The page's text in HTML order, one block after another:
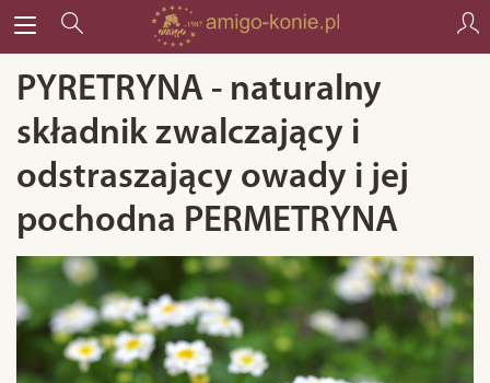
PYRETRYNA - naturalny
składnik zwalczający i
odstraszający owady i jej
pochodna PERMETRYNA